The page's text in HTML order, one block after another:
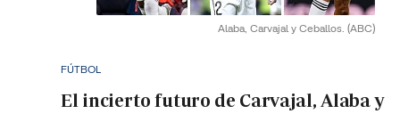
Alaba, Carvajal y Ceballos. (ABC)
FÚTBOL
El incierto futuro de Carvajal, Alaba y